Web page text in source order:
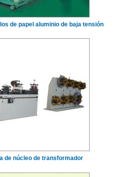
de papel aluminio de baja tensión
de núcleo de transformador